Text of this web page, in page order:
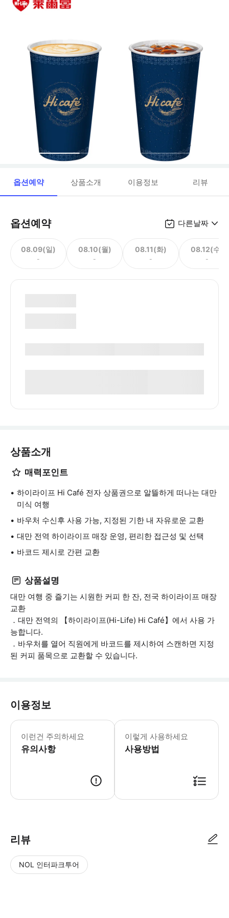
옵션예약 상품소개 이용정보 리뷰
옵션예약 다른날짜
08.09(일)
-
08.10(월)
-
08.11(화)
-
08.12(수)
-
상품소개
매력포인트
하이라이프 Hi Café 전자 상품권으로 알뜰하게 떠나는 대만
미식 여행
바우처 수신후 사용 가능, 지정된 기한 내 자유로운 교환
대만 전역 하이라이프 매장 운영, 편리한 접근성 및 선택
바코드 제시로 간편 교환
상품설명
대만 여행 중 즐기는 시원한 커피 한 잔, 전국 하이라이프 매장
교환
．대만 전역의 【하이라이프(Hi-Life) Hi Café】에서 사용 가
능합니다.
．바우처를 열어 직원에게 바코드를 제시하여 스캔하면 지정
된 커피 품목으로 교환할 수 있습니다.
이용정보
이런건 주의하세요
유의사항
．본 권은 현금으로 교환하거나 잔돈
이렇게 사용하세요
사용방법
리뷰
NOL 인터파크투어